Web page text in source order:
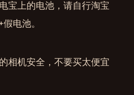
宝上的电池，请自行淘宝
电池。
相机安全，不要买太便宜